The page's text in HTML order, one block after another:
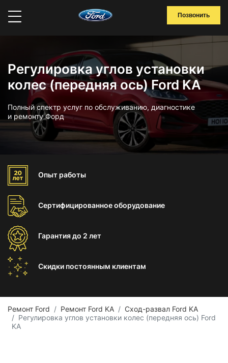
Позвонить
Регулировка углов установки
колес (передняя ось) Ford KA
Полный спектр услуг по обслуживанию, диагностике
и ремонту Форд
Опыт работы
Сертифицированноеоборудование
Гарантиядо 2 лет
Скидки постоянным клиентам
Ремонт Ford Ремонт Ford KA
Сход-развал Ford KA
Регулировка углов установки колес (передняя ось) Ford
KA